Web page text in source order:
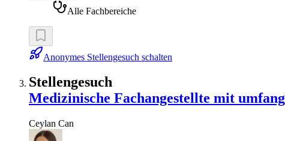
Alle Fachbereiche
Anonymes Stellengesuch schalten
Stellengesuch
Medizinische Fachangestellte mit
Ceylan Can